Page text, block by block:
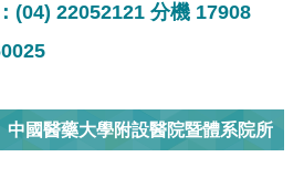
(04) 22052121 分機 17908
中國醫藥大學附設醫院暨體系院所